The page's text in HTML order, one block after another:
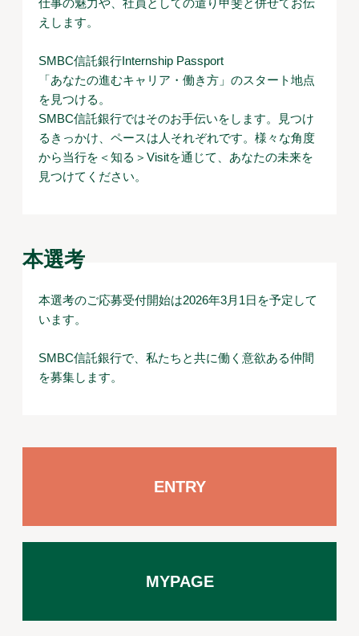
えします。
SMBC信託銀行Internship Passport
「あなたの進むキャリア・働き方」のスタート地点
を見つける。
SMBC信託銀行ではそのお手伝いをします。見つけ
るきっかけ、ペースは人それぞれです。様々な角度
から当行を＜知る＞Visitを通じて、あなたの未来を
見つけてください。
本選考
本選考のご応募受付開始は2026年3月1日を予定して
います。
SMBC信託銀行で、私たちと共に働く意欲ある仲間
を募集します。
ENTRY
MYPAGE